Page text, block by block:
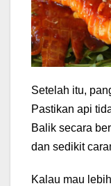
Setelah itu,
Pastikan api
Balik secara
dan sedikit
Kalau mau